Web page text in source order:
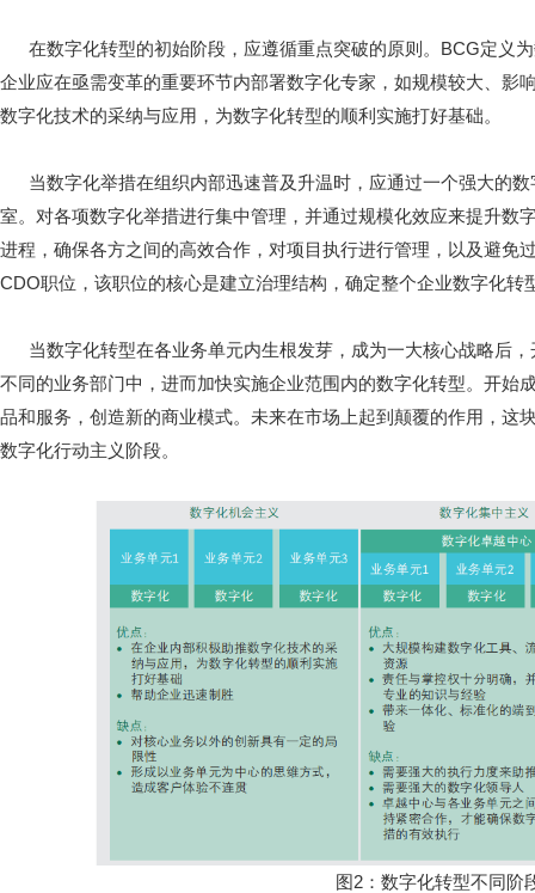
在数字化转型的初始阶段，应遵循重点突破的原则。BCG定义为
企业应在亟需变革的重要环节内部署数字化专家，如规模较大、影
数字化技术的采纳与应用，为数字化转型的顺利实施打好基础。
当数字化举措在组织内部迅速普及升温时，应通过一个强大的
室。对各项数字化举措进行集中管理，并通过规模化效应来提升数
进程，确保各方之间的高效合作，对项目执行进行管理，以及避免
CDO职位，该职位的核心是建立治理结构，确定整个企业数字化
当数字化转型在各业务单元内生根发芽，成为一大核心战略后
不同的业务部门中，进而加快实施企业范围内的数字化转型。开始
品和服务，创造新的商业模式。未来在市场上起到颠覆的作用，这
数字化行动主义阶段。
图2：数字化转型不同阶